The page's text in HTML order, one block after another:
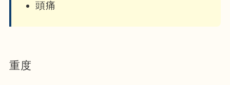
頭痛
重度